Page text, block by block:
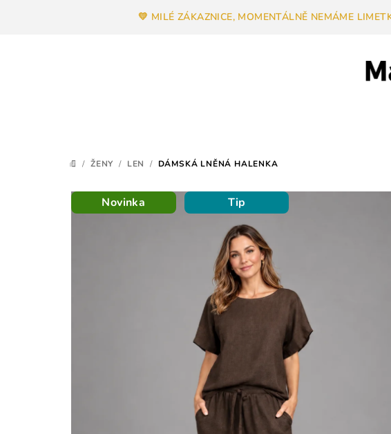
💛 MILÉ ZÁKAZNICE, MOMENTÁLNĚ NEMÁME
DOMŮ
/ ŽENY / LEN / DÁMSKÁ LNĚNÁ HALENKA
Novinka Tip